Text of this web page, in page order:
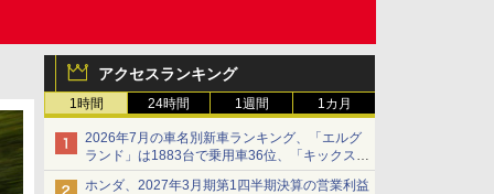
アクセスランキング
1時間 24時間 1週間 1カ月
2026年7月の車名別新車ランキング、「エルグ
ランド」は1883台で乗用車36位、「キックス」
は2591台で27位に
ホンダ、2027年3月期第1四半期決算の営業利益